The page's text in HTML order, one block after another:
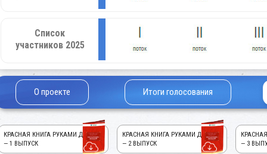
Список
участников 2025
О проекте Итоги голосования
КРАСНАЯ КНИГА РУКАМИ ДЕТЕЙ!
— 1 ВЫПУСК
КРАСНАЯ КНИГА РУКАМИ ДЕТЕЙ!
— 2 ВЫПУСК
— 3